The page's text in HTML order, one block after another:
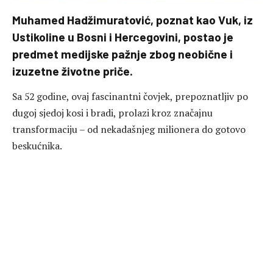
Muhamed Hadžimuratović, poznat kao Vuk, iz
Ustikoline u Bosni i Hercegovini, postao je
predmet medijske pažnje zbog neobične i
izuzetne životne priče.
Sa 52 godine, ovaj fascinantni čovjek, prepoznatljiv po
dugoj sjedoj kosi i bradi, prolazi kroz značajnu
transformaciju – od nekadašnjeg milionera do gotovo
beskućnika.